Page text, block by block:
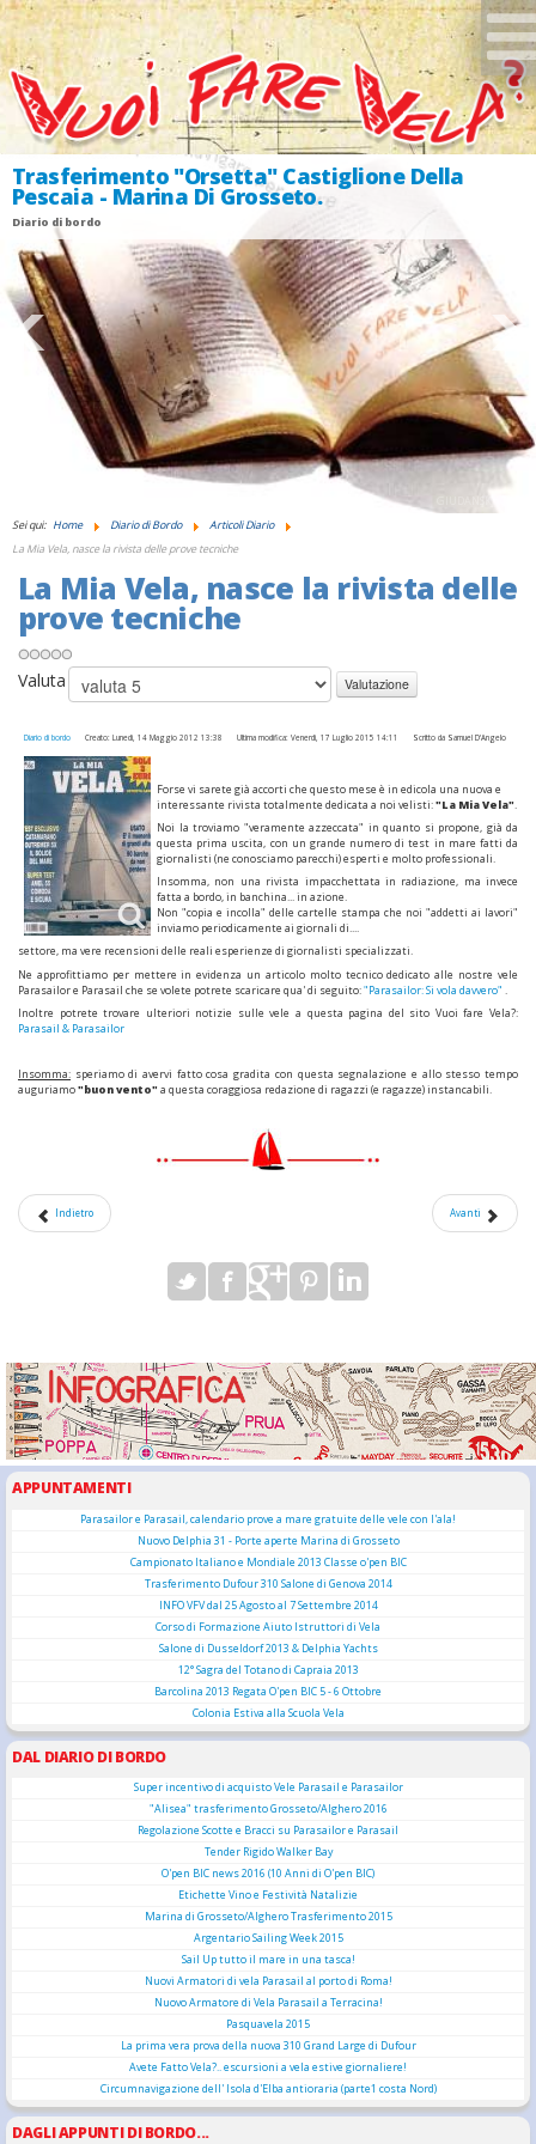
Trasferimento "Orsetta" Castiglione Della
Pescaia - Marina Di Grosseto.
Diario di bordo
GIUDANSKY.COM
Sei qui: Home Diario di Bordo
Articoli Diario
La Mia Vela, nasce la rivista delle prove tecniche
La Mia Vela, nasce la rivista delle
prove tecniche
Valuta
Diario di bordo Creato: Lunedì, 14 Maggio 2012 13:38 Ultima modifica: Venerdì, 17 Luglio 2015 14:11 Scritto da Samuel D'Angelo
Forse vi sarete già accorti che questo mese è in edicola una nuova e
interessante rivista totalmente dedicata a noi velisti:"La Mia Vela"
Noi la troviamo "veramente azzeccata" in quanto si propone, già da
questa prima uscita, con un grande numero di test in mare fatti da
giornalisti (ne conosciamo parecchi) esperti e molto professionali.
Insomma, non una rivista impacchettata in radiazione, ma invece
fatta a bordo, in banchina... in azione.
Non "copia e incolla" delle cartelle stampa che noi "addetti ai lavori"
inviamo periodicamente ai giornali di....
settore, ma vere recensioni delle reali esperienze di giornalisti specializzati.
Ne approfittiamo per mettere in evidenza un articolo molto tecnico dedicato alle nostre vele
Parasailor e Parasail che se volete potrete scaricare qua' di seguito:"Parasailor: Si vola davvero" .
Inoltre potrete trovare ulteriori notizie sulle vele a questa pagina del sito Vuoi fare Vela?:
Parasail & Parasailor
Insomma: speriamo di avervi fatto cosa gradita con questa segnalazione e allo stesso tempo
auguriamo"buon vento"a questa coraggiosa redazione di ragazzi (e ragazze) instancabili.
Indietro Avanti
APPUNTAMENTI
Parasailor e Parasail, calendario prove a mare gratuite delle vele con l'ala!
Nuovo Delphia 31 - Porte aperte Marina di Grosseto
Campionato Italiano e Mondiale 2013 Classe o'pen BIC
Trasferimento Dufour 310 Salone di Genova 2014
INFO VFV dal 25 Agosto al 7 Settembre 2014
Corso di Formazione Aiuto Istruttori di Vela
Salone di Dusseldorf 2013 & Delphia Yachts
12° Sagra del Totano di Capraia 2013
Barcolina 2013 Regata O'pen BIC 5 - 6 Ottobre
Colonia Estiva alla Scuola Vela
DAL DIARIO DI BORDO
Super incentivo di acquisto Vele Parasail e Parasailor
"Alisea" trasferimento Grosseto/Alghero 2016
Regolazione Scotte e Bracci su Parasailor e Parasail
Tender Rigido Walker Bay
O'pen BIC news 2016 (10 Anni di O'pen BIC)
Etichette Vino e Festività Natalizie
Marina di Grosseto/Alghero Trasferimento 2015
Argentario Sailing Week 2015
Sail Up tutto il mare in una tasca!
Nuovi Armatori di vela Parasail al porto di Roma!
Nuovo Armatore di Vela Parasail a Terracina!
Pasquavela 2015
La prima vera prova della nuova 310 Grand Large di Dufour
Avete Fatto Vela?.. escursioni a vela estive giornaliere!
Circumnavigazione dell' Isola d'Elba antioraria (parte1 costa Nord)
DAGLI APPUNTI DI BORDO...